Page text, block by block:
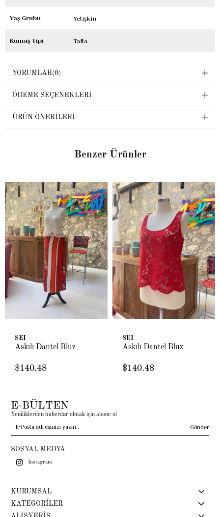
Yaş Grubu Yetişkin
Kumaş Tipi Tafta
YORUMLAR(0)
ÖDEME SEÇENEKLERI
ÜRÜN ÖNERILERI
Benzer Ürünler
SEI
Askılı Dantel Bluz
$140.48
SEI
Askılı Dantel Bluz
$140.48
E-BÜLTEN
Yeniliklerden haberdar olmak için abone ol
Gönder
SOSYAL MEDYA
Instagram
KURUMSAL
KATEGORİLER